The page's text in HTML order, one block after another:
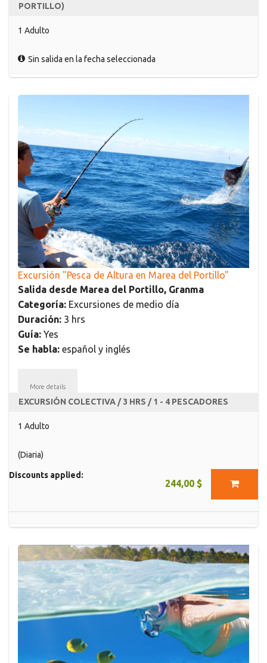
PORTILLO)
1 Adulto
Sin salida en la fecha seleccionada
Excursión "Pesca de Altura en Marea del Portillo"
Salida desde Marea del Portillo, Granma
Categoría: Excursiones de medio día
Duración: 3 hrs
Guía: Yes
Se habla: español y inglés
More details
EXCURSIÓN COLECTIVA / 3 HRS / 1 - 4 PESCADORES
1 Adulto
(Diaria)
244,00 $
Discounts applied: